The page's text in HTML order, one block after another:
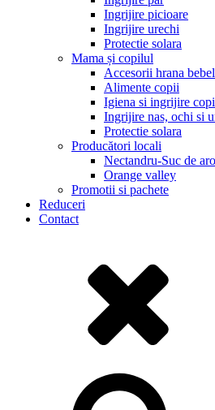
Ingrijire picioare
Ingrijire urechi
Protectie solara
Mama și copilul
Accesorii hrana
Alimente copii
Igiena si ingrijire
Ingrijire nas, ochi si
Protectie solara
Producători locali
Nectandru-Suc de
Orange valley
Promotii si pachete
Reduceri
Contact